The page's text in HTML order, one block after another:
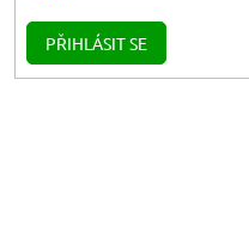
PŘIHLÁSIT SE